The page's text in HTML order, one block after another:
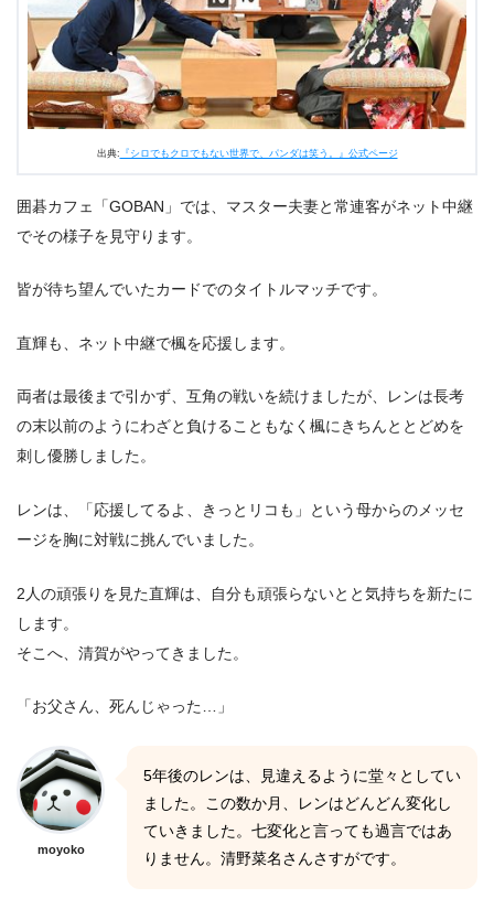
出典: 『シロでもクロでもない世界で、パンダは笑う。』公式ページ
囲碁カフェ「GOBAN」では、マスター夫妻と常連客がネット中継
でその様子を見守ります。
皆が待ち望んでいたカードでのタイトルマッチです。
直輝も、ネット中継で楓を応援します。
両者は最後まで引かず、互角の戦いを続けましたが、レンは長考
の末以前のようにわざと負けることもなく楓にきちんととどめを
刺し優勝しました。
レンは、「応援してるよ、きっとリコも」という母からのメッセ
ージを胸に対戦に挑んでいました。
2人の頑張りを見た直輝は、自分も頑張らないとと気持ちを新たに
します。
そこへ、清賀がやってきました。
「お父さん、死んじゃった…」
moyoko
5年後のレンは、見違えるように堂々としてい
ました。この数か月、レンはどんどん変化し
ていきました。七変化と言っても過言ではあ
りません。清野菜名さんさすがです。